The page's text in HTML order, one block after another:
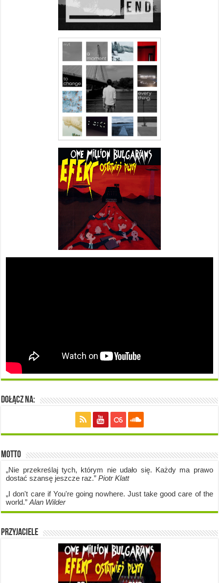
Dołącz na:
Motto
„Nie przekreślaj tych, którym nie udało się. Każdy ma prawo
dostać szansę jeszcze raz.”Piotr Klatt
„I don't care if You're going nowhere. Just take good care of the
world.”Alan Wilder
Przyjaciele